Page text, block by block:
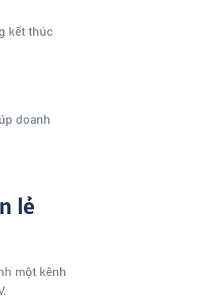
kết thúc
doanh
lẻ
một kênh